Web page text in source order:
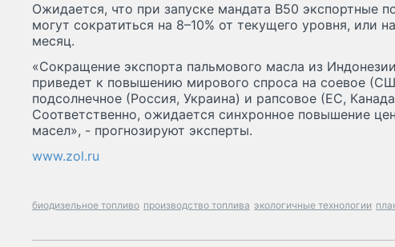
Ожидается, что при запуске мандата В50 экспортные
могут сократиться на 8–10% от текущего уровня, или
месяц.
«Сокращение экспорта пальмового масла из
приведет к повышению мирового спроса на соевое
подсолнечное (Россия, Украина) и рапсовое (ЕС,
Соответственно, ожидается синхронное повышение
масел», - прогнозируют эксперты.
www.zol.ru
биодизельное топливо производство топлива экологичные технологии